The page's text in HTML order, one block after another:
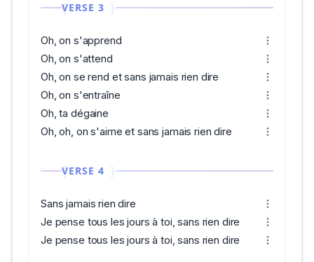
VERSE 3
Oh, on s'apprend
Oh, on s'attend
Oh, on se rend et sans jamais rien dire
Oh, on s'entraîne
Oh, ta dégaine
Oh, oh, on s'aime et sans jamais rien dire
VERSE 4
Sans jamais rien dire
Je pense tous les jours à toi, sans rien dire
Je pense tous les jours à toi, sans rien dire